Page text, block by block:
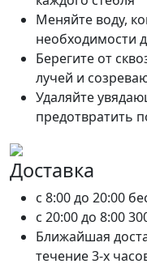
Меняйте воду,
необходимости
Берегите от
лучей и
Удаляйте
предотвратить
Доставка
c 8:00 до 20:00
c 20:00 до 8:00
Ближайшая
течение 3-х